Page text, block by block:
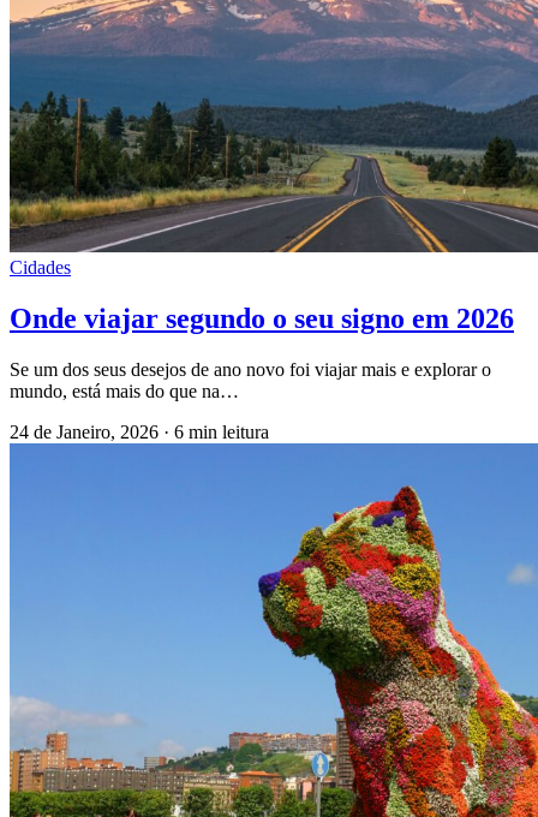
Cidades
Onde viajar segundo o seu signo em 2026
Se um dos seus desejos de ano novo foi viajar mais e explorar o
mundo, está mais do que na…
24 de Janeiro, 2026 · 6 min leitura